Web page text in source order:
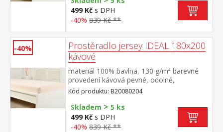
499 Kč s DPH
-40% 839 Kč **
-40%
Prostěradlo jersey IDEAL 180x200
kávové
materiál 100% bavlna, 130 g/m² barevné
provedení kávová pevné, odolné,
stálobarevné, obšito gumou pro matrace
do výšky 25 cm pratelné do 60 °C
Kód produktu: B20080204
Skladem > 5 ks
499 Kč s DPH
-40% 839 Kč **